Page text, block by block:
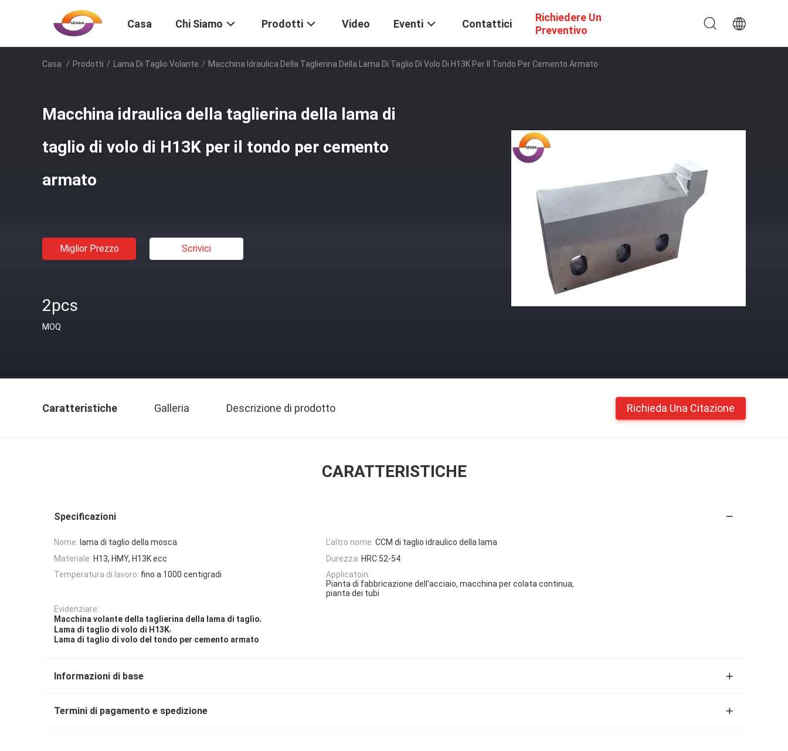
Casa Chi Siamo Prodotti Video Eventi Contattici
Richiedere Un
Preventivo
Casa / Prodotti / Lama Di Taglio Volante / Macchina Idraulica Della Taglierina Della Lama Di Taglio Di Volo Di H13K Per Il Tondo Per Cemento Armato
Macchina idraulica della taglierina della lama di
taglio di volo di H13K per il tondo per cemento
armato
Miglior Prezzo Scrivici
2pcs
MOQ
Caratteristiche Galleria Descrizione di prodotto Richieda Una Citazione
CARATTERISTICHE
Specificazioni
Nome: lama di taglio della mosca L'altro nome: CCM di taglio idraulico della lama
Materiale: H13, HMY, H13K ecc Durezza: HRC 52-54
Temperatura di lavoro: fino a 1000 centigradi
Applicatoin:
Pianta di fabbricazione dell'acciaio, macchina per colata continua,
pianta dei tubi
Evidenziare:
Macchina volante della taglierina della lama di taglio,
Lama di taglio di volo di H13K,
Lama di taglio di volo del tondo per cemento armato
Informazioni di base
Termini di pagamento e spedizione